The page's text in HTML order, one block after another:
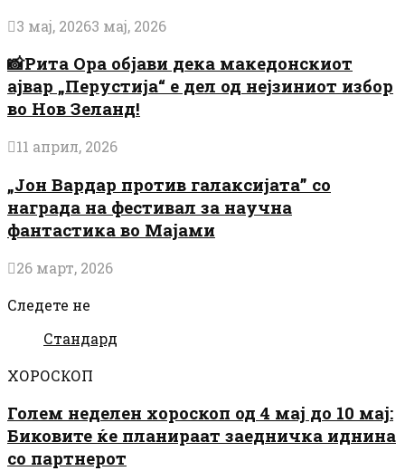
3 мај, 20263 мај, 2026
📸Рита Ора објави дека македонскиот
ајвар „Перустија“ е дел од нејзиниот избор
во Нов Зеланд!
11 април, 2026
„Јон Вардар против галаксијата” со
награда на фестивал за научна
фантастика во Мајами
26 март, 2026
Следете не
Стандард
ХОРОСКОП
Голем неделен хороскоп од 4 мај до 10 мај:
Биковите ќе планираат заедничка иднина
со партнерот